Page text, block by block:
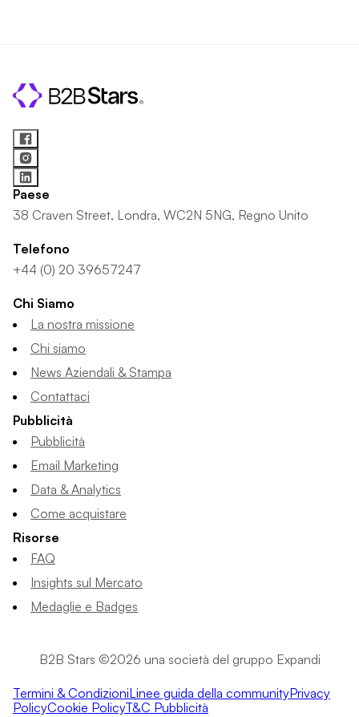
Paese
38 Craven Street, Londra, WC2N 5NG, Regno Unito
Telefono
+44 (0) 20 39657247
Chi Siamo
La nostra missione
Chi siamo
News Aziendali & Stampa
Contattaci
Pubblicità
Pubblicità
Email Marketing
Data & Analytics
Come acquistare
Risorse
FAQ
Insights sul Mercato
Medaglie e Badges
B2B Stars ©2026 una società del gruppo Expandi
Termini & CondizioniLinee guida della communityPrivacy
PolicyCookie PolicyT&C Pubblicità